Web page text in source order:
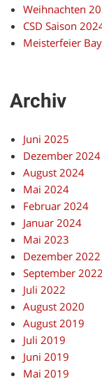
Weihnachten
CSD Saison
Meisterfeier
Archiv
Juni 2025
Dezember 2024
August 2024
Mai 2024
Februar 2024
Januar 2024
Mai 2023
Dezember 2022
September 2022
Juli 2022
August 2020
August 2019
Juli 2019
Juni 2019
Mai 2019